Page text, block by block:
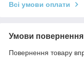
Всі умови оплати
Умови повернення
Повернення товару